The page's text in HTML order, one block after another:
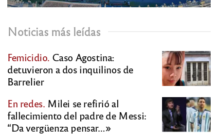
Noticias más leídas
Femicidio. Caso Agostina:
detuvieron a dos inquilinos de
Barrelier
En redes. Milei se refirió al
fallecimiento del padre de Messi:
“Da vergüenza pensar…»